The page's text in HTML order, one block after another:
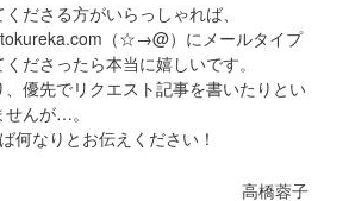
ださる方がいらっしゃれば、
（☆→@）にメールタイプ
ださったら本当に嬉しいです。
優先でリクエスト記事を書いたりとい
んが…。
何なりとお伝えください！
高橋蓉子